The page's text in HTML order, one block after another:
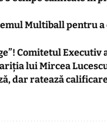
Multiball pentru
Comitetul
lui Mircea
dar ratează